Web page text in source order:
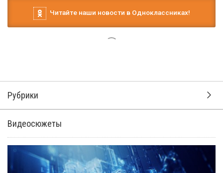
Читайте наши новости в Одноклассниках!
Рубрики
Видеосюжеты